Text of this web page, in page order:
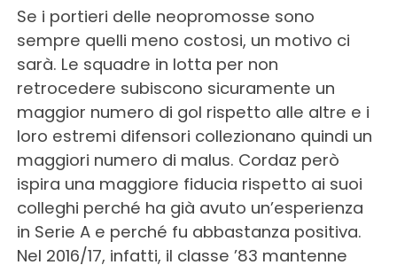
Se i portieri delle neopromosse sono
sempre quelli meno costosi, un motivo ci
sarà. Le squadre in lotta per non
retrocedere subiscono sicuramente un
maggior numero di gol rispetto alle altre e i
loro estremi difensori collezionano quindi un
maggiori numero di malus. Cordaz però
ispira una maggiore fiducia rispetto ai suoi
colleghi perché ha già avuto un’esperienza
in Serie A e perché fu abbastanza positiva.
Nel 2016/17, infatti, il classe ’83 mantenne